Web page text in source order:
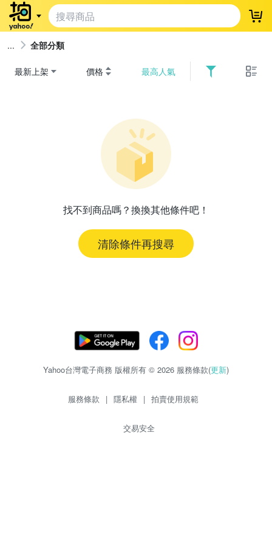
登
全部分類
最新上架 價格 最高人氣
找不到商品嗎？換換其他條件吧！
清除條件再搜尋
Yahoo台灣電子商務 版權所有 © 2026 服務條款(更新)
服務條款 | 隱私權 | 拍賣使用規範
交易安全